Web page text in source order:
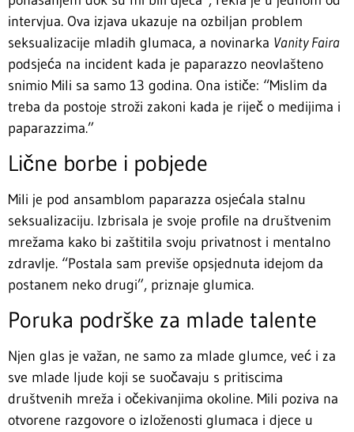
intervjua. Ova izjava ukazuje na ozbiljan problem
seksualizacije mladih glumaca, a novinarka Vanity Faira
podsjeća na incident kada je paparazzo neovlašteno
snimio Mili sa samo 13 godina. Ona ističe: “Mislim da
treba da postoje stroži zakoni kada je riječ o medijima i
paparazzima.”
Lične borbe i pobjede
Mili je pod ansamblom paparazza osjećala stalnu
seksualizaciju. Izbrisala je svoje profile na društvenim
mrežama kako bi zaštitila svoju privatnost i mentalno
zdravlje. “Postala sam previše opsjednuta idejom da
postanem neko drugi”, priznaje glumica.
Poruka podrške za mlade talente
Njen glas je važan, ne samo za mlade glumce, već i za
sve mlade ljude koji se suočavaju s pritiscima
društvenih mreža i očekivanjima okoline. Mili poziva na
otvorene razgovore o izloženosti glumaca i djece u